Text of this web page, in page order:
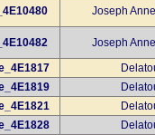
Joseph
Joseph